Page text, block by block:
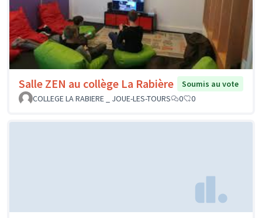
Salle ZEN au collège La Rabière
Soumis au vote
COLLEGE LA RABIERE _ JOUE-LES-TOURS
0 0